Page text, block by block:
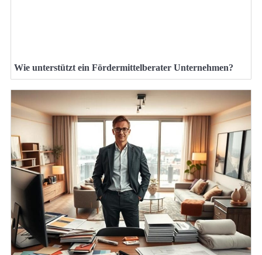
Wie unterstützt ein Fördermittelberater Unternehmen?